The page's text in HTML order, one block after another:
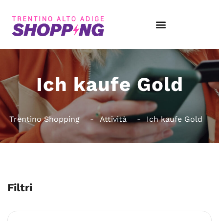
Ich kaufe Gold
Trentino Shopping Attività Ich kaufe Gold
Filtri